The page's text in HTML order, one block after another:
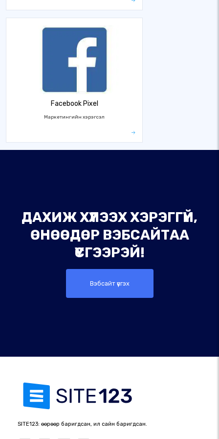
Facebook Pixel
Маркетингийн хэрэгсэл
ДАХИЖ ХҮЛЭЭХ ХЭРЭГГҮЙ,
ӨНӨӨДӨР ВЭБСАЙТАА
ҮҮСГЭЭРЭЙ!
Вэбсайт үүсгэх
SITE123: өөрөөр баригдсан, илүү сайн баригдсан.